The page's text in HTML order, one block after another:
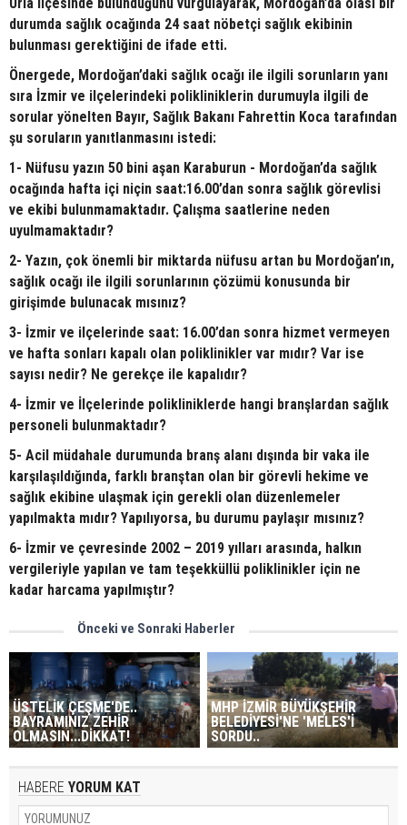
durumda sağlık ocağında 24 saat nöbetçi sağlık ekibinin
bulunması gerektiğini de ifade etti.
Önergede, Mordoğan’daki sağlık ocağı ile ilgili sorunların yanı
sıra İzmir ve ilçelerindeki polikliniklerin durumuyla ilgili de
sorular yönelten Bayır, Sağlık Bakanı Fahrettin Koca tarafından
şu soruların yanıtlanmasını istedi:
1- Nüfusu yazın 50 bini aşan Karaburun - Mordoğan’da sağlık
ocağında hafta içi niçin saat:16.00’dan sonra sağlık görevlisi
ve ekibi bulunmamaktadır. Çalışma saatlerine neden
uyulmamaktadır?
2- Yazın, çok önemli bir miktarda nüfusu artan bu Mordoğan’ın,
sağlık ocağı ile ilgili sorunlarının çözümü konusunda bir
girişimde bulunacak mısınız?
3- İzmir ve ilçelerinde saat: 16.00’dan sonra hizmet vermeyen
ve hafta sonları kapalı olan poliklinikler var mıdır? Var ise
sayısı nedir? Ne gerekçe ile kapalıdır?
4- İzmir ve İlçelerinde polikliniklerde hangi branşlardan sağlık
personeli bulunmaktadır?
5- Acil müdahale durumunda branş alanı dışında bir vaka ile
karşılaşıldığında, farklı branştan olan bir görevli hekime ve
sağlık ekibine ulaşmak için gerekli olan düzenlemeler
yapılmakta mıdır? Yapılıyorsa, bu durumu paylaşır mısınız?
6- İzmir ve çevresinde 2002 – 2019 yılları arasında, halkın
vergileriyle yapılan ve tam teşekküllü poliklinikler için ne
kadar harcama yapılmıştır?
Önceki ve Sonraki Haberler
ÜSTELİK ÇEŞME'DE..
BAYRAMINIZ ZEHİR
OLMASIN...DİKKAT!
MHP İZMİR BÜYÜKŞEHİR
BELEDİYESİ'NE 'MELES'İ
SORDU..
HABERE YORUM KAT